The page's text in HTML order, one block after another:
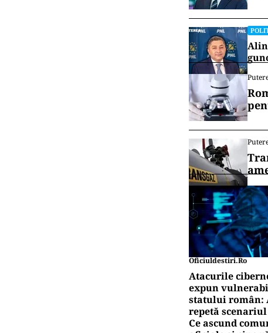
Alin
Oficiuldestiri.ro
Atacurile
expun
statului român:
repetă scenariul
Ce ascund